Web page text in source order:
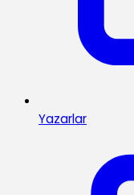
Yazarlar